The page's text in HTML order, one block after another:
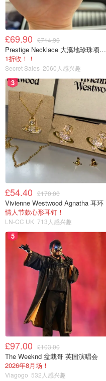
电影院的特色就是电影月
个特惠活动，
10月31日前
9.99英镑的超低价格试用3个
荐朋友申请还可以获得一个
意看，饮品小食都九折优惠
4. CURZON
官方网站
查看附近分店
图片来自于MELA
CURZON也是英国历史悠
立至今，已近90年，
14家，但它独特的文艺气
CURZON的排片偏好于艺
的最爱。电影院还常常合作
美国纽约大都会歌剧院、英
修瓦芭蕾舞团的表演。
£69.90 £714.90
Prestige Necklace 大溪地珍珠项链 10-11mm
1折收！！
Secret Sales 2060人感兴趣
3
£54.40 £170.00
Vivienne Westwood Agnatha 耳环
情人节款心形耳钉！
LN-CC UK 713人感兴趣
5
£97.00 £103.00
The Weeknd 盆栽哥 英国演唱会
2026年8月场！
Viagogo 532人感兴趣